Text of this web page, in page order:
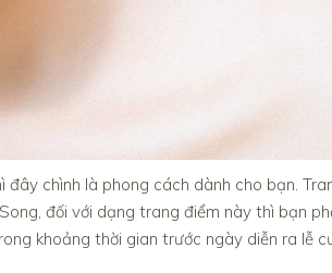
chình là phong cách dành cho bạn.
đối với dạng trang điểm này thì bạn
khoảng thời gian trước ngày diễn ra lễ